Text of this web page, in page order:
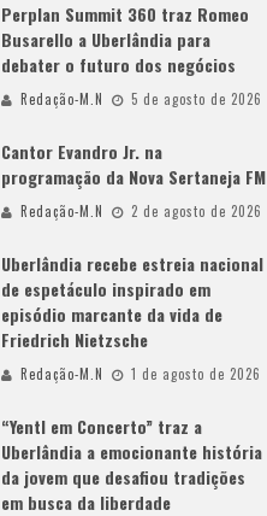
Perplan Summit 360 traz Romeo
Busarello a Uberlândia para
debater o futuro dos negócios
Redação-M.N 5 de agosto de 2026
Cantor Evandro Jr. na
programação da Nova Sertaneja FM
Redação-M.N 2 de agosto de 2026
Uberlândia recebe estreia nacional
de espetáculo inspirado em
episódio marcante da vida de
Friedrich Nietzsche
Redação-M.N 1 de agosto de 2026
“Yentl em Concerto” traz a
Uberlândia a emocionante história
da jovem que desafiou tradições
em busca da liberdade